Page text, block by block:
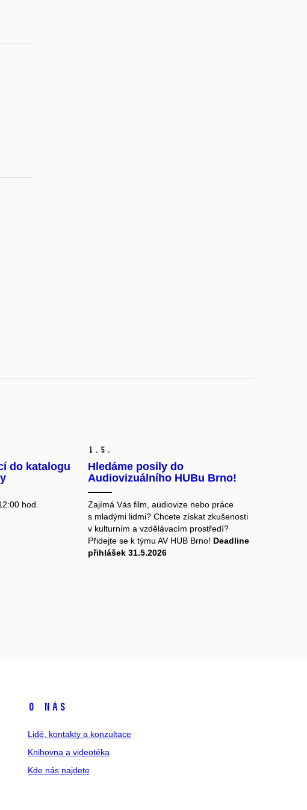
do katalogu
hod.
1. 5.
Hledáme posily do
Audiovizuálního HUBu Brno!
Zajímá Vás film, audiovize nebo práce
s mladými lidmi? Chcete získat zkušenosti
v kulturním a vzdělávacím prostředí?
Přidejte se k týmu AV HUB Brno! Deadline
přihlášek 31.5.2026
O nás
Lidé, kontakty a konzultace
Knihovna a videotéka
Kde nás najdete